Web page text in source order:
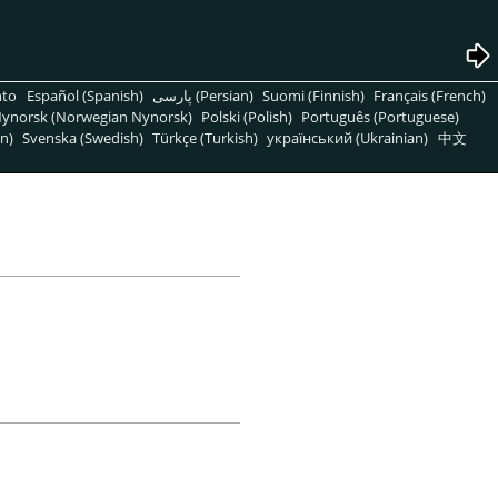
Español (Spanish) پارسی (Persian) Suomi (Finnish) Français (French)
(Norwegian Nynorsk) Polski (Polish) Português (Portuguese)
Svenska (Swedish) Türkçe (Turkish) український (Ukrainian) 中文